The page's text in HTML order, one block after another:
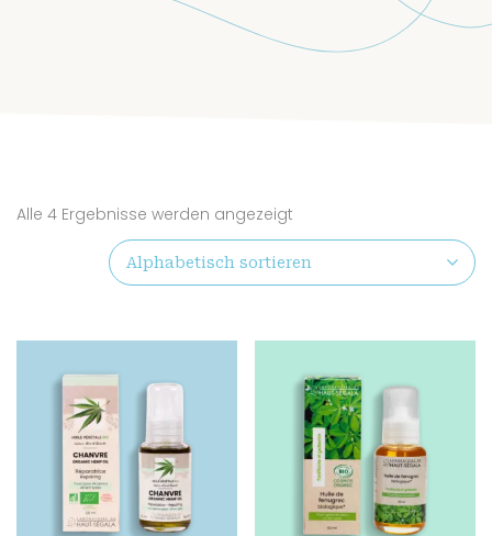
Alle 4 Ergebnisse werden angezeigt